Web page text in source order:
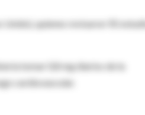
Unido), quienes revisaron 92
tomar 0,8 mg diarios de la
cardiovascular.